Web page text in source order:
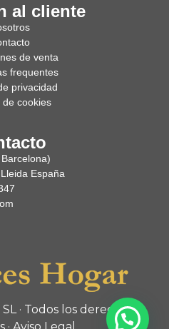
al cliente
de venta
frequentes
privacidad
de cookies
España
· Todos los derechos